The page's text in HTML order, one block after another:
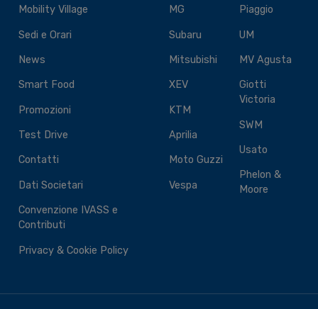
Mobility Village
Sedi e Orari
News
Smart Food
Promozioni
Test Drive
Contatti
Dati Societari
Convenzione IVASS e
Contributi
Privacy & Cookie Policy
MG
Subaru
Mitsubishi
XEV
KTM
Aprilia
Moto Guzzi
Vespa
Piaggio
UM
MV Agusta
Giotti
Victoria
SWM
Usato
Phelon &
Moore